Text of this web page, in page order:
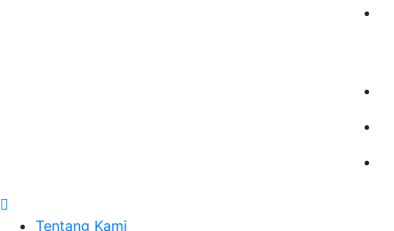
Tentang Kami